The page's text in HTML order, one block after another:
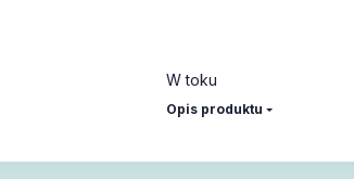
W toku
Opis produktu